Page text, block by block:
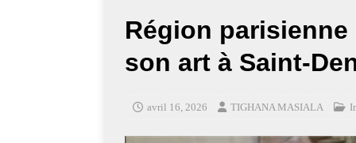
[ septembre 27, 2021 ]
[ septembre 6, 2021 ]
Quelle
Région
son art à Saint-
avril 16, 2026 TIGHANA MASIALA